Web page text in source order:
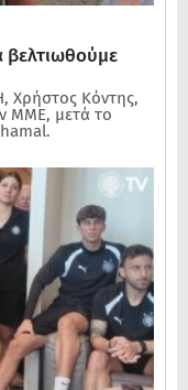
βελτιωθούμε
Χρήστος Κόντης,
ΜΜΕ, μετά το